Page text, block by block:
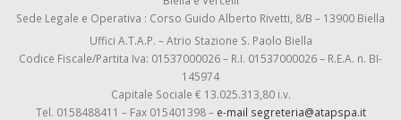
Sede Legale e Operativa : Corso Guido Alberto Rivetti, 8/B – 13900 Biella
Uffici A.T.A.P. – Atrio Stazione S. Paolo Biella
Codice Fiscale/Partita Iva: 01537000026 – R.I. 01537000026 – R.E.A. n. BI-
145974
Capitale Sociale € 13.025.313,80 i.v.
Tel. 0158488411 – Fax 015401398 – e-mail segreteria@atapspa.it